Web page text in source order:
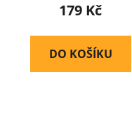
179 Kč
DO KOŠÍKU